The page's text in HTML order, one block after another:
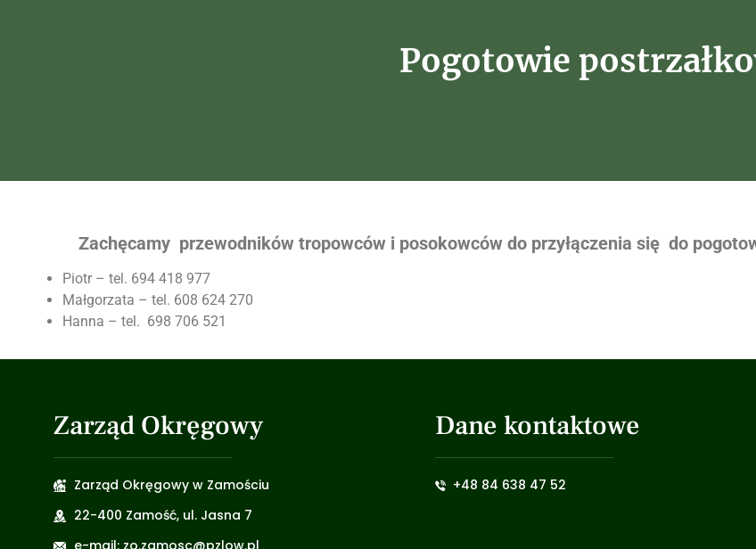
Pogotowie
Zachęcamy przewodników tropowców i posokowców do przyłączenia się do
Piotr – tel. 694 418 977
Małgorzata – tel. 608 624 270
Hanna – tel. 698 706 521
Zarząd Okręgowy
Zarząd Okręgowy w Zamościu
22-400 Zamość, ul. Jasna 7
e-mail: zo.zamosc@pzlow.pl
Dane kontaktowe
+48 84 638 47 52